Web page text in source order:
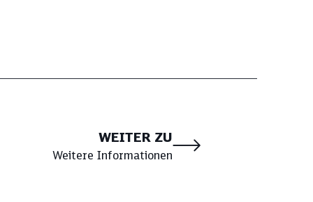
WEITER ZU
Weitere Informationen